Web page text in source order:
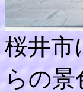
桜井市
らの